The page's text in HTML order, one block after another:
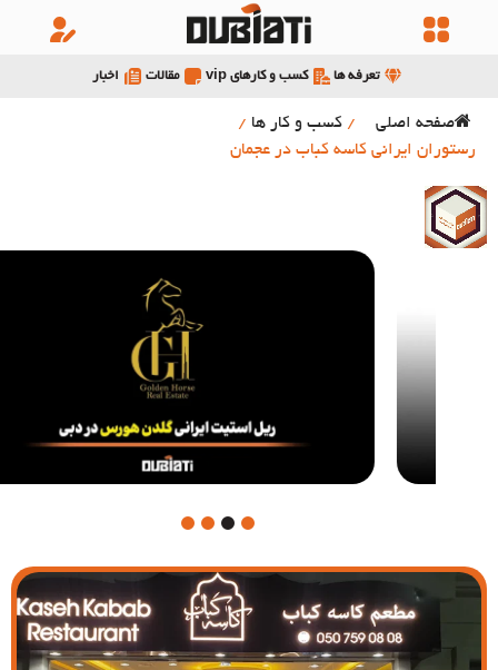
تعرفه ها کسب و کارهای vip مقالات اخبار
صفحه اصلی / کسب و کار ها /
رستوران ایرانی کاسه کباب در عجمان
1